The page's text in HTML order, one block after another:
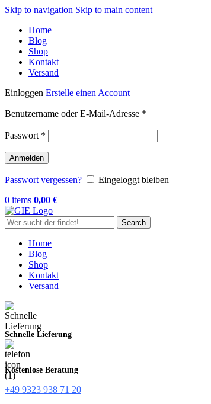
Skip to navigation Skip to main content
Home
Blog
Shop
Kontakt
Versand
Einloggen Erstelle einen Account
Benutzername oder E-Mail-Adresse *
Passwort *
Anmelden
Passwort vergessen?
Eingeloggt bleiben
0 items 0,00 €
Search
Home
Blog
Shop
Kontakt
Versand
Schnelle Lieferung
Kostenlose Beratung
+49 9323 938 71 20